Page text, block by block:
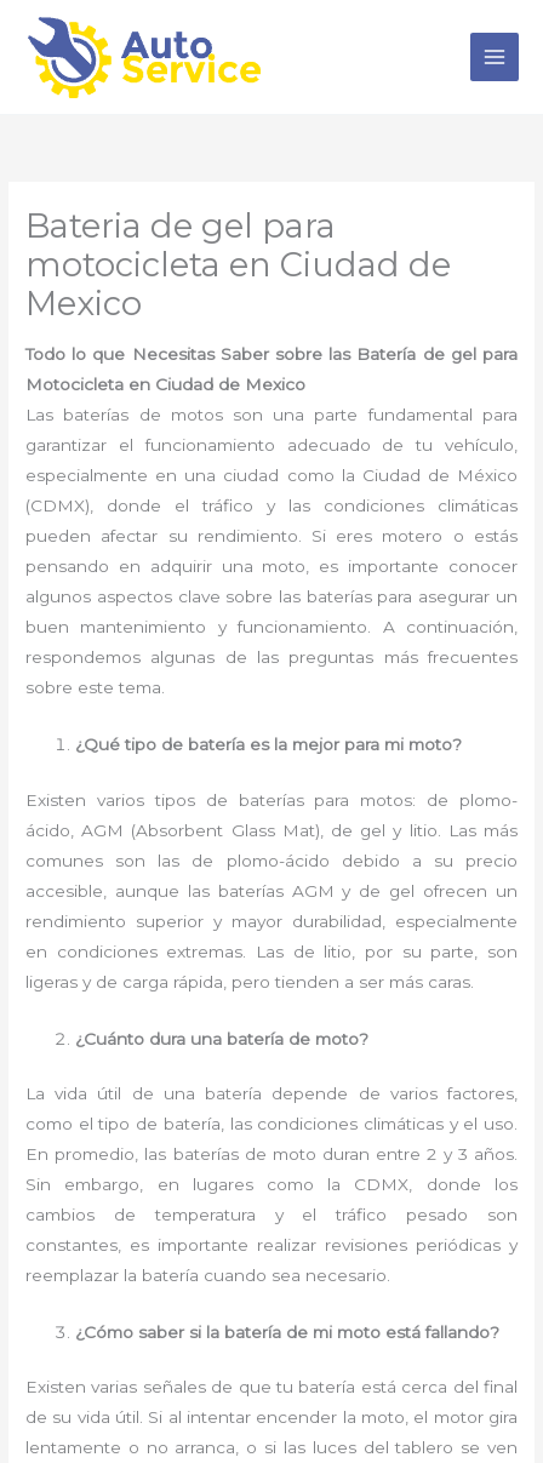
contenido
Bateria de gel para
motocicleta en Ciudad de
Mexico
Todo lo que Necesitas Saber sobre las Batería de gel para
Motocicleta en Ciudad de Mexico
Las baterías de motos son una parte fundamental para
garantizar el funcionamiento adecuado de tu vehículo,
especialmente en una ciudad como la Ciudad de México
(CDMX), donde el tráfico y las condiciones climáticas
pueden afectar su rendimiento. Si eres motero o estás
pensando en adquirir una moto, es importante conocer
algunos aspectos clave sobre las baterías para asegurar un
buen mantenimiento y funcionamiento. A continuación,
respondemos algunas de las preguntas más frecuentes
sobre este tema.
¿Qué tipo de batería es la mejor para mi moto?
Existen varios tipos de baterías para motos: de plomo-
ácido, AGM (Absorbent Glass Mat), de gel y litio. Las más
comunes son las de plomo-ácido debido a su precio
accesible, aunque las baterías AGM y de gel ofrecen un
rendimiento superior y mayor durabilidad, especialmente
en condiciones extremas. Las de litio, por su parte, son
ligeras y de carga rápida, pero tienden a ser más caras.
¿Cuánto dura una batería de moto?
La vida útil de una batería depende de varios factores,
como el tipo de batería, las condiciones climáticas y el uso.
En promedio, las baterías de moto duran entre 2 y 3 años.
Sin embargo, en lugares como la CDMX, donde los
cambios de temperatura y el tráfico pesado son
constantes, es importante realizar revisiones periódicas y
reemplazar la batería cuando sea necesario.
¿Cómo saber si la batería de mi moto está fallando?
Existen varias señales de que tu batería está cerca del final
de su vida útil. Si al intentar encender la moto, el motor gira
lentamente o no arranca, o si las luces del tablero se ven